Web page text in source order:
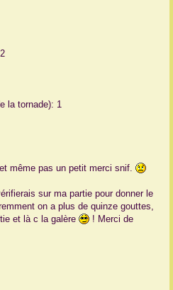
la tornade): 1
même pas un petit merci snif.
sur ma partie pour donner le
on a plus de quinze gouttes,
et là c la galère
! Merci de